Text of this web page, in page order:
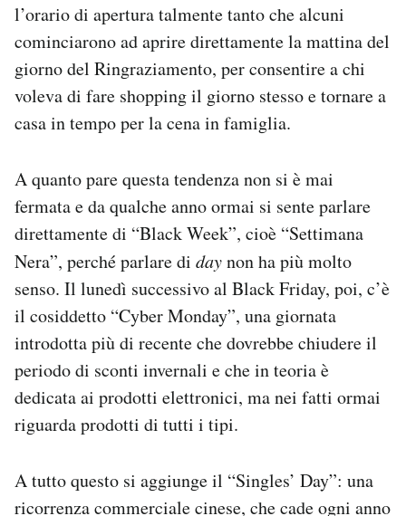
l’orario di apertura talmente tanto che alcuni
cominciarono ad aprire direttamente la mattina del
giorno del Ringraziamento, per consentire a chi
voleva di fare shopping il giorno stesso e tornare a
casa in tempo per la cena in famiglia.
A quanto pare questa tendenza non si è mai
fermata e da qualche anno ormai si sente parlare
direttamente di “Black Week”, cioè “Settimana
Nera”, perché parlare di daynon ha più molto
senso. Il lunedì successivo al Black Friday, poi, c’è
il cosiddetto “Cyber Monday”, una giornata
introdotta più di recente che dovrebbe chiudere il
periodo di sconti invernali e che in teoria è
dedicata ai prodotti elettronici, ma nei fatti ormai
riguarda prodotti di tutti i tipi.
A tutto questo si aggiunge il “Singles’ Day”: una
ricorrenza commerciale cinese, che cade ogni anno